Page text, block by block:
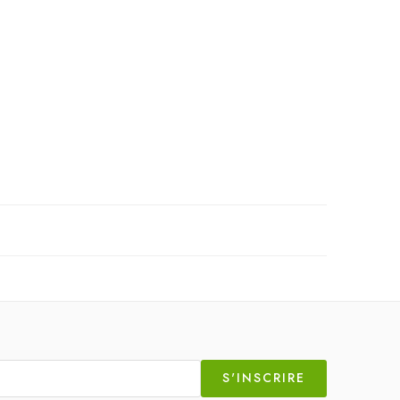
S'INSCRIRE